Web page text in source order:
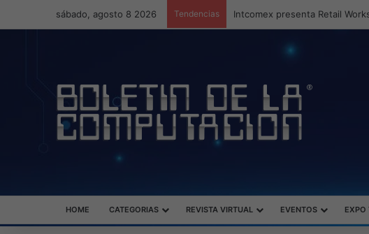
sábado, agosto 8 2026 Tendencias Intcomex presenta Retail
HOME CATEGORIAS REVISTA VIRTUAL EVENTOS EXPO